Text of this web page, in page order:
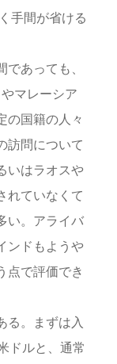
手間が省ける
あっても、
マレーシア
の国籍の人々
訪問について
いはラオスや
れていなくて
い。アライバ
ンドもようや
点で評価でき
る。まずは入
ドルと、通常